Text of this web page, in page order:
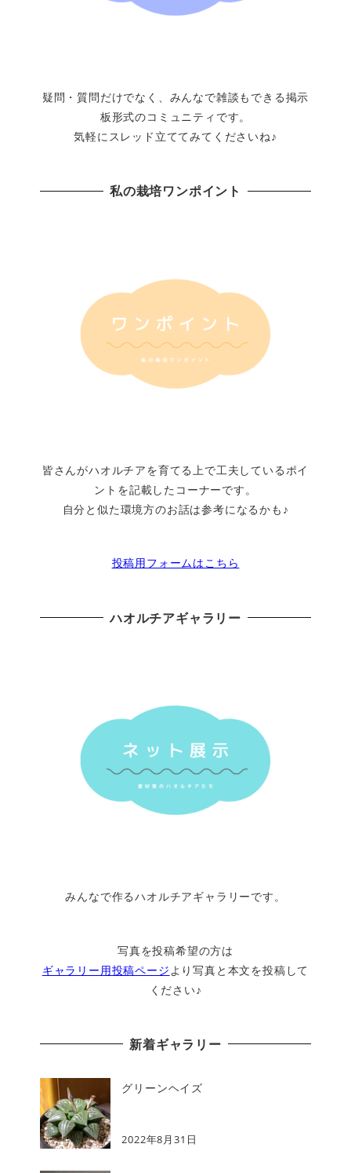
疑問・質問だけでなく、みんなで雑談もできる掲示
板形式のコミュニティです。
気軽にスレッド立ててみてくださいね♪
私の栽培ワンポイント
皆さんがハオルチアを育てる上で工夫しているポイ
ントを記載したコーナーです。
自分と似た環境方のお話は参考になるかも♪
投稿用フォームはこちら
ハオルチアギャラリー
みんなで作るハオルチアギャラリーです。
写真を投稿希望の方は
ギャラリー用投稿ページ より写真と本文を投稿して
ください♪
新着ギャラリー
グリーンヘイズ
2022年8月31日